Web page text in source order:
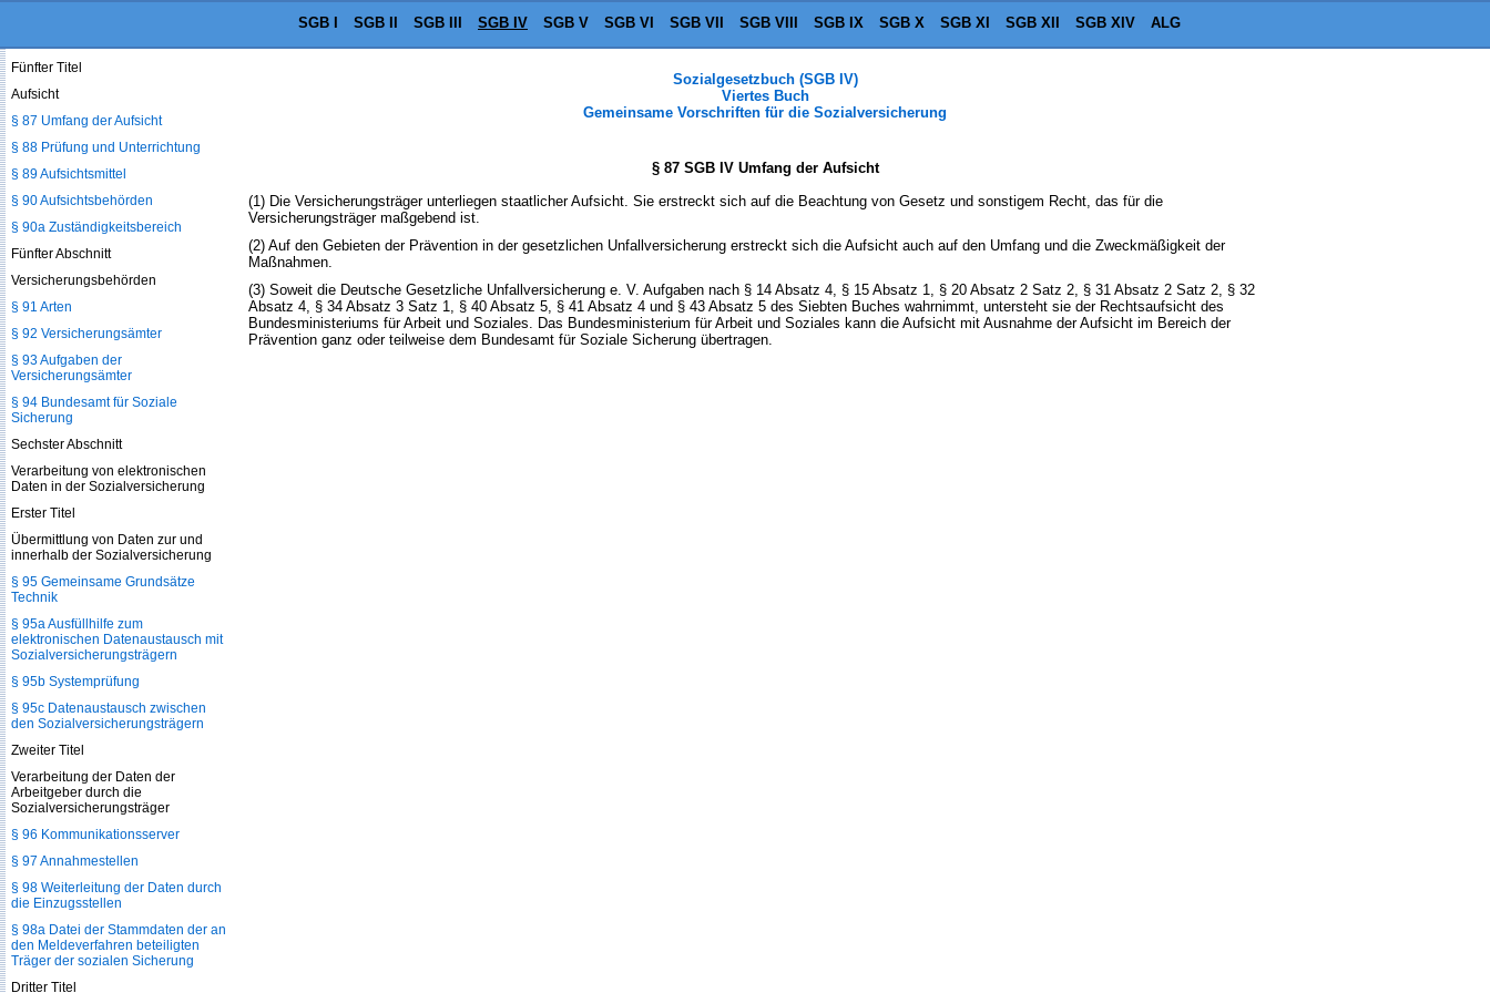
SGB I SGB II SGB III SGB IV SGB V SGB VI SGB VII SGB VIII SGB IX SGB X SGB XI SGB XII SGB XIV ALG
Sozialgesetzbuch (SGB IV)
Viertes Buch
Gemeinsame Vorschriften für die Sozialversicherung
§ 87 SGB IV Umfang der Aufsicht
(1) Die Versicherungsträger unterliegen staatlicher Aufsicht. Sie erstreckt sich auf die Beachtung von Gesetz und sonstigem Recht, das für die
Versicherungsträger maßgebend ist.
(2) Auf den Gebieten der Prävention in der gesetzlichen Unfallversicherung erstreckt sich die Aufsicht auch auf den Umfang und die Zweckmäßigkeit der
Maßnahmen.
(3) Soweit die Deutsche Gesetzliche Unfallversicherung e. V. Aufgaben nach § 14 Absatz 4, § 15 Absatz 1, § 20 Absatz 2 Satz 2, § 31 Absatz 2 Satz 2, § 32
Absatz 4, § 34 Absatz 3 Satz 1, § 40 Absatz 5, § 41 Absatz 4 und § 43 Absatz 5 des Siebten Buches wahrnimmt, untersteht sie der Rechtsaufsicht des
Bundesministeriums für Arbeit und Soziales. Das Bundesministerium für Arbeit und Soziales kann die Aufsicht mit Ausnahme der Aufsicht im Bereich der
Prävention ganz oder teilweise dem Bundesamt für Soziale Sicherung übertragen.
Fünfter Titel
Aufsicht
§ 87 Umfang der Aufsicht
§ 88 Prüfung und Unterrichtung
§ 89 Aufsichtsmittel
§ 90 Aufsichtsbehörden
§ 90a Zuständigkeitsbereich
Fünfter Abschnitt
Versicherungsbehörden
§ 91 Arten
§ 92 Versicherungsämter
§ 93 Aufgaben der
Versicherungsämter
§ 94 Bundesamt für Soziale
Sicherung
Sechster Abschnitt
Verarbeitung von elektronischen
Daten in der Sozialversicherung
Erster Titel
Übermittlung von Daten zur und
innerhalb der Sozialversicherung
§ 95 Gemeinsame Grundsätze
Technik
§ 95a Ausfüllhilfe zum
elektronischen Datenaustausch mit
Sozialversicherungsträgern
§ 95b Systemprüfung
§ 95c Datenaustausch zwischen
den Sozialversicherungsträgern
Zweiter Titel
Verarbeitung der Daten der
Arbeitgeber durch die
Sozialversicherungsträger
§ 96 Kommunikationsserver
§ 97 Annahmestellen
§ 98 Weiterleitung der Daten durch
die Einzugsstellen
§ 98a Datei der Stammdaten der an
den Meldeverfahren beteiligten
Träger der sozialen Sicherung
Dritter Titel